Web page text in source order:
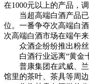
在1000元以上的产品，
当超高端白酒产品已
位。一番争夺次高端白
次高端白酒市场在端午
众酒企纷纷推出粉丝
白酒行业远离“黄金十
普康集团在武威、兰
馆里的茶叶、茶具等周